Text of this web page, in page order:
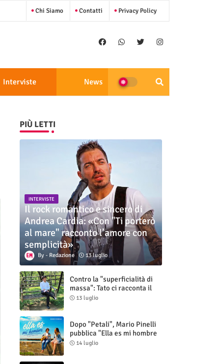
Chi Siamo Contatti Privacy Policy
Interviste News
PIÙ LETTI
INTERVISTE
Il rock romantico e sincero di
Andrea Cardia: «Con "Ti porterò
al mare" racconto l’amore con
semplicità»
Redazione 13 luglio
Contro la "superficialità di
massa": Tato ci racconta il
nuovo singolo "Vuoti digitali"
13 luglio
Dopo "Petali", Mario Pinelli
pubblica "Ella es mi hombre
(Il mio uomo è lei)"
14 luglio